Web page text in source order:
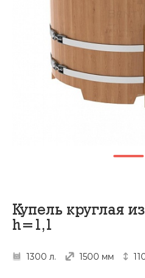
Купель круглая
h=1,1
1300 л. 1500 мм